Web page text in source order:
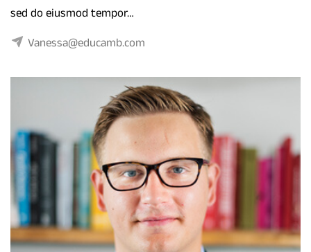
sed do eiusmod tempor…
Vanessa@educamb.com